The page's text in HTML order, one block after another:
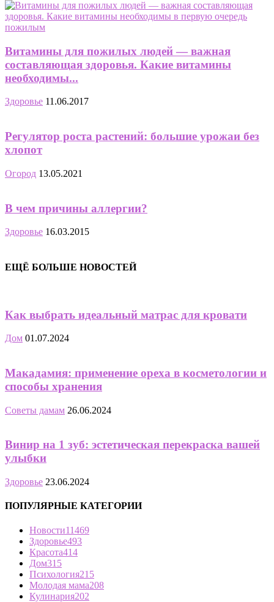
Витамины для пожилых людей — важная
составляющая здоровья. Какие витамины
необходимы...
Здоровье 11.06.2017
Регулятор роста растений: большие урожаи без
хлопот
Огород 13.05.2021
В чем причины аллергии?
Здоровье 16.03.2015
ЕЩЁ БОЛЬШЕ НОВОСТЕЙ
Как выбрать идеальный матрас для кровати
Дом 01.07.2024
Макадамия: применение ореха в косметологии и
способы хранения
Советы дамам 26.06.2024
Винир на 1 зуб: эстетическая перекраска вашей
улыбки
Здоровье 23.06.2024
ПОПУЛЯРНЫЕ КАТЕГОРИИ
Новости11469
Здоровье493
Красота414
Дом315
Психология215
Молодая мама208
Кулинария202